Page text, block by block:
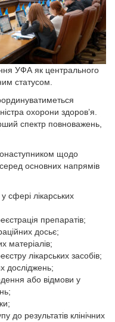
УФА як центрального
статусом.
охорони здоров’я.
спектр повноважень,
щодо
основних напрямів
сфері лікарських
препаратів;
досьє;
матеріалів;
лікарських засобів;
досліджень;
або відмови у
до результатів клінічних